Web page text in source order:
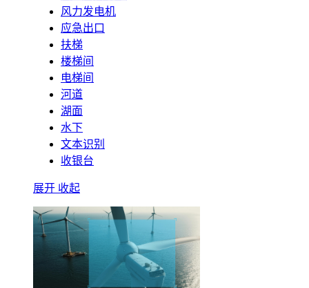
风力发电机
应急出口
扶梯
楼梯间
电梯间
河道
湖面
水下
文本识别
收银台
展开 收起